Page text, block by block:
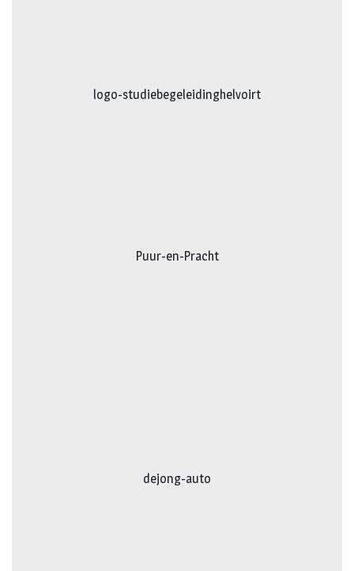
logo-studiebegeleidinghelvoirt
Puur-en-Pracht
dejong-auto